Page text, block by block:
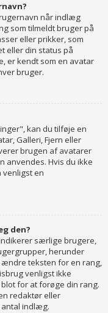
når indlæg
som tilmeldt bruger på
eller prikker, som
eller din status på
er kendt som en avatar
bruger.
kan du tilføje en
Galleri, Fjern eller
brugen af avatarer
anvendes. Hvis du ikke
venligst en
den?
særlige brugere,
herunder
teksten for en rang,
venligst ikke
for at forøge din rang.
redaktør eller
antal indlæg.